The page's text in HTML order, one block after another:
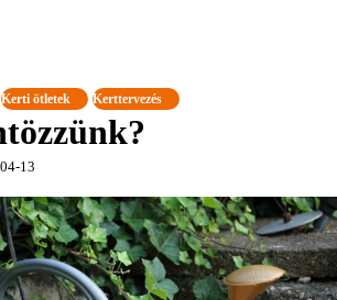
Kerti ötletek Kerttervezés
13